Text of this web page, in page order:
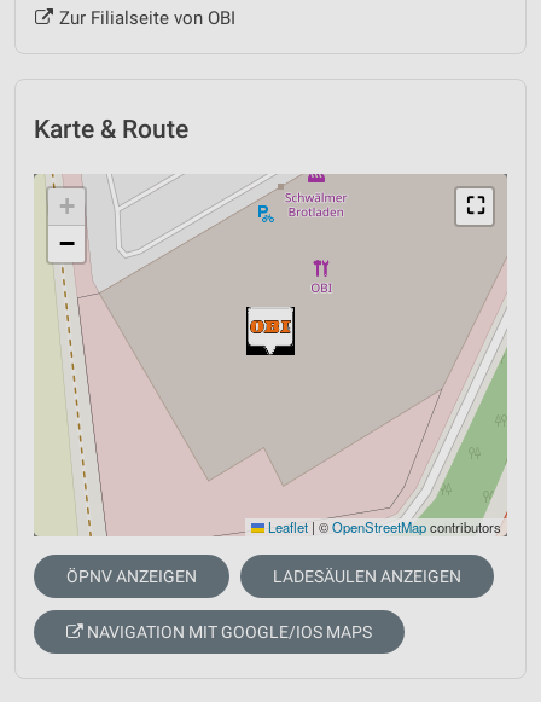
Zur Filialseite von OBI
Karte & Route
⛶
+
−
Leaflet | ©OpenStreetMapcontributors
ÖPNV ANZEIGEN LADESÄULEN ANZEIGEN
NAVIGATION MIT GOOGLE/IOS MAPS